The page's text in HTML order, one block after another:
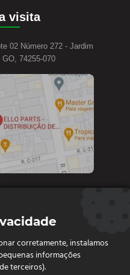
visita
02 Número 272 - Jardim
74255-070
(62) 9 9693-4273
(62) 98261 - 0055
- 0055
corretamente, instalamos
informações
terceiros).